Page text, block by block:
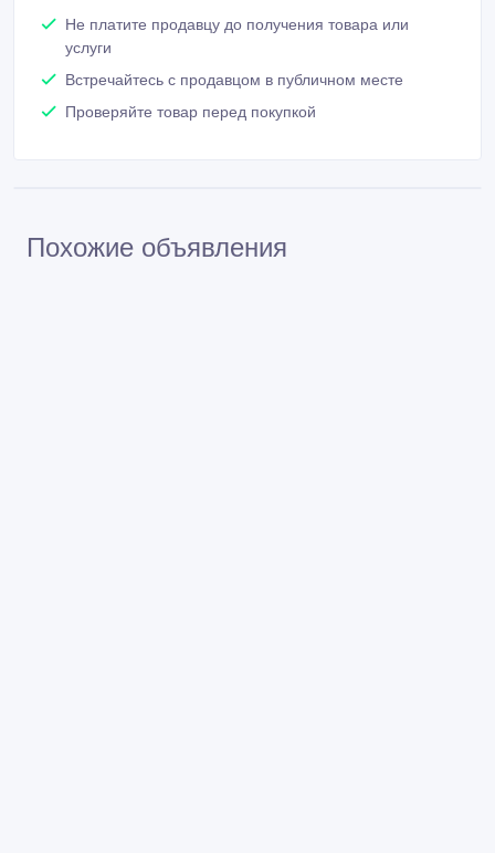
услуги
Похожие объявления